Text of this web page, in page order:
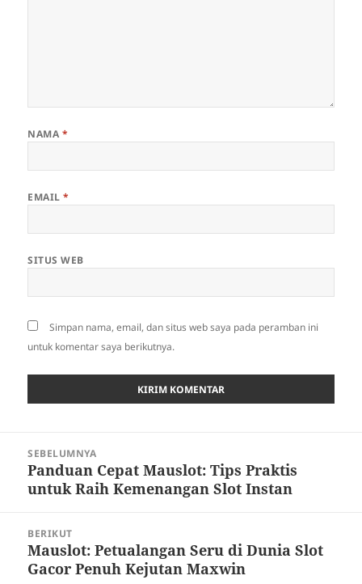
NAMA *
EMAIL*
SITUS WEB
Simpan nama, email, dan situs web saya pada peramban ini
untuk komentar saya berikutnya.
SEBELUMNYA
Pos
sebelumnya:
Panduan Cepat Mauslot: Tips Praktis
untuk Raih Kemenangan Slot Instan
BERIKUT
Pos
berikutnya:
Mauslot: Petualangan Seru di Dunia Slot
Gacor Penuh Kejutan Maxwin